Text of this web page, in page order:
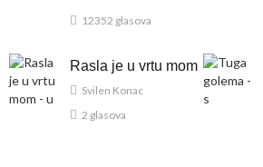
12352 glasova
Rasla je u vrtu mom
Svilen Konac
2 glasova